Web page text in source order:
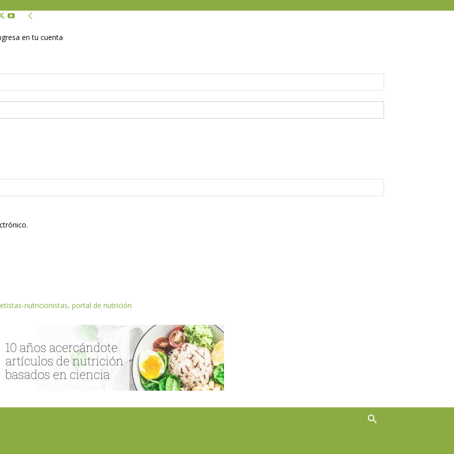
en tu cuenta
nutricionistas, portal de nutrición